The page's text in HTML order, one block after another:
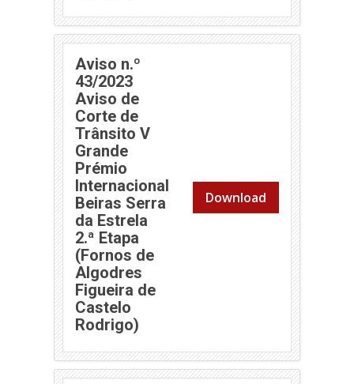
Aviso n.º
43/2023
Aviso de
Corte de
Trânsito V
Grande
Prémio
Internacional
Beiras Serra
da Estrela
2.ª Etapa
(Fornos de
Algodres
Figueira de
Castelo
Rodrigo) (abre em nova janela)
Download